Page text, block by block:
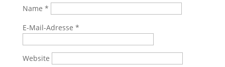
Name *
E-Mail-Adresse *
Website